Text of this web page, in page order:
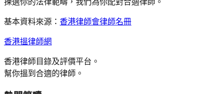
揀選你的法律範疇，我們為你配對合適律師。
基本資料來源： 香港律師會律師名冊
香港搵律師網
香港律師目錄及評價平台。
幫你搵到合適的律師。